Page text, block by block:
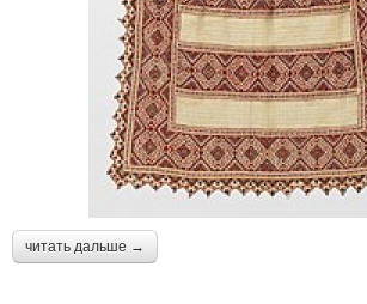
читать дальше →